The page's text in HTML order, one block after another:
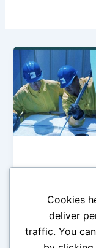
توجد في كل
وذلك لأن
Cookies
deliver
traffic. You